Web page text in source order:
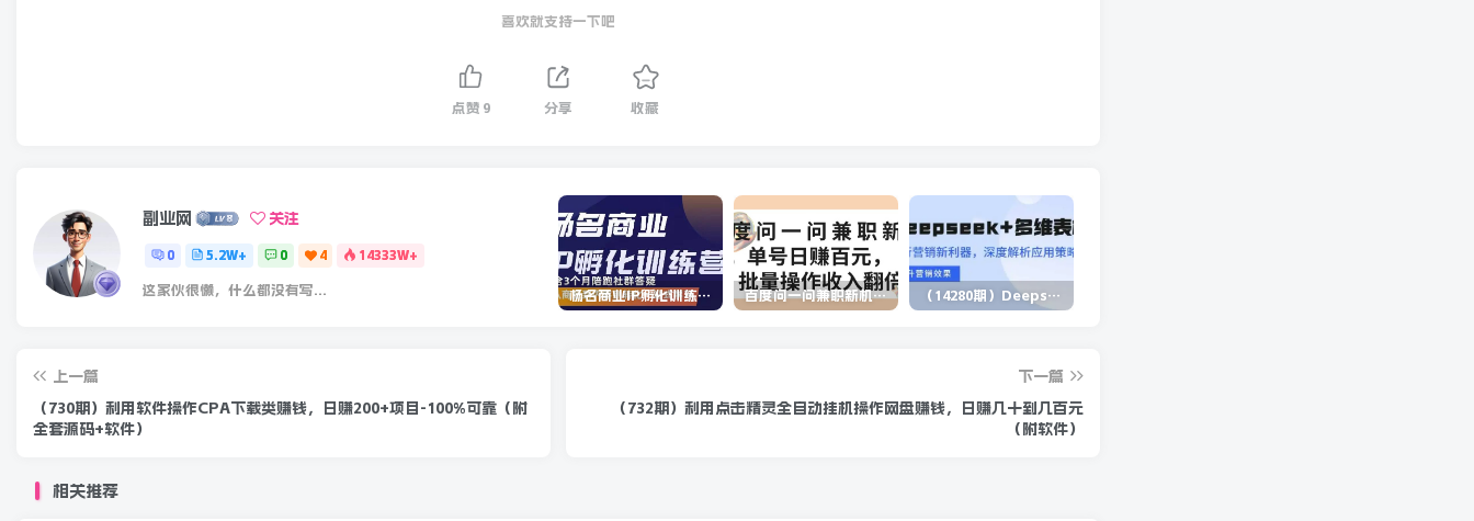
喜欢就支持一下吧
点赞 9 分享 收藏
副业网 关注
0 5.2W+ 0 4 14333W+
这家伙很懒，什么都没有写... 杨名商业IP孵化训练营，从商业到内容到转化一站式学 价值5980元 百度问一问兼职新机遇，单号日赚百元，批量操作收入翻倍 （14280期）Deepseek+多维表格，银行营销新利器，深度解析应用策略，提升营销效果
上一篇
（730期）利用软件操作CPA下载类赚钱，日赚200+项目-100%可靠（附
全套源码+软件）
下一篇
（732期）利用点击精灵全自动挂机操作网盘赚钱，日赚几十到几百元
（附软件）
相关推荐